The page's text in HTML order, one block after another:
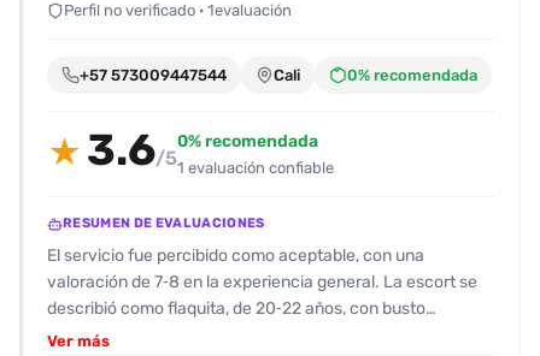
para
fácilmente.
Entendido
Perfil no verificado · 1evaluación
+57 573009447544 Cali 0% recomendada
★ 3.6/5
0% recomendada
1 evaluación confiable
RESUMEN DE EVALUACIONES
El servicio fue percibido como aceptable, con una
valoración de 7‑8 en la experiencia general. La escort se
describió como flaquita, de 20‑22 años, con busto
medio‑pequeño, abdomen plano y sin cicatrices, y se le dio
Ver más